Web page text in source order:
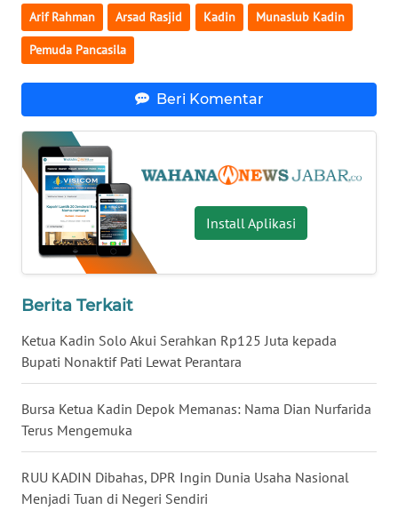
Arif Rahman Arsad Rasjid Kadin Munaslub Kadin
Pemuda Pancasila
Beri Komentar
Install Aplikasi
Berita Terkait
Ketua Kadin Solo Akui Serahkan Rp125 Juta kepada
Bupati Nonaktif Pati Lewat Perantara
Bursa Ketua Kadin Depok Memanas: Nama Dian Nurfarida
Terus Mengemuka
RUU KADIN Dibahas, DPR Ingin Dunia Usaha Nasional
Menjadi Tuan di Negeri Sendiri
WN
SUMUT
JABAR
WN
BANTEN
WN
KEPRI
WN
PAPUA
PAPUA
BARAT